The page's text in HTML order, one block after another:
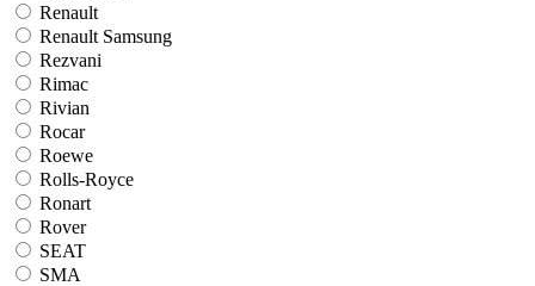
Renault
Renault Samsung
Rezvani
Rimac
Rivian
Rocar
Roewe
Rolls-Royce
Ronart
Rover
SEAT
SMA